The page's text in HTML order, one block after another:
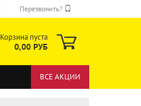
Перезвонить?
Корзина пуста
0,00 РУБ
ВСЕ АКЦИИ